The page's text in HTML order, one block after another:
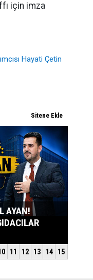
için imza
Hayati Çetin